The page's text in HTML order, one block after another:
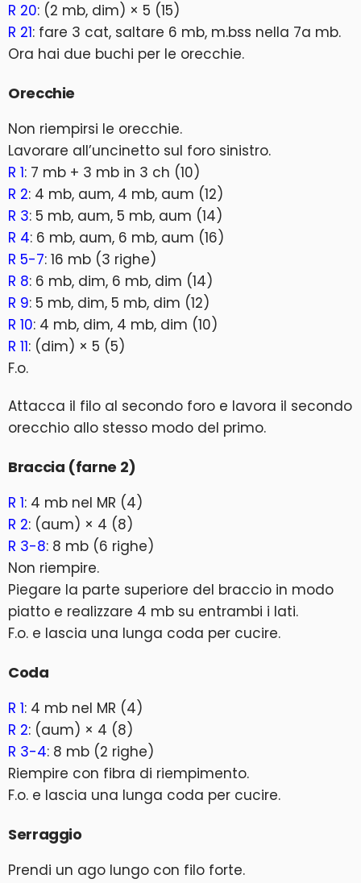
R 20: (2 mb, dim) × 5 (15)
R 21: fare 3 cat, saltare 6 mb, m.bss nella 7a mb.
Ora hai due buchi per le orecchie.
Orecchie
Non riempirsi le orecchie.
Lavorare all’uncinetto sul foro sinistro.
R 1: 7 mb + 3 mb in 3 ch (10)
R 2: 4 mb, aum, 4 mb, aum (12)
R 3: 5 mb, aum, 5 mb, aum (14)
R 4: 6 mb, aum, 6 mb, aum (16)
R 5-7: 16 mb (3 righe)
R 8: 6 mb, dim, 6 mb, dim (14)
R 9: 5 mb, dim, 5 mb, dim (12)
R 10: 4 mb, dim, 4 mb, dim (10)
R 11: (dim) × 5 (5)
F.o.
Attacca il filo al secondo foro e lavora il secondo
orecchio allo stesso modo del primo.
Braccia (farne 2)
R 1: 4 mb nel MR (4)
R 2: (aum) × 4 (8)
R 3-8: 8 mb (6 righe)
Non riempire.
Piegare la parte superiore del braccio in modo
piatto e realizzare 4 mb su entrambi i lati.
F.o. e lascia una lunga coda per cucire.
Coda
R 1: 4 mb nel MR (4)
R 2: (aum) × 4 (8)
R 3-4: 8 mb (2 righe)
Riempire con fibra di riempimento.
F.o. e lascia una lunga coda per cucire.
Serraggio
Prendi un ago lungo con filo forte.